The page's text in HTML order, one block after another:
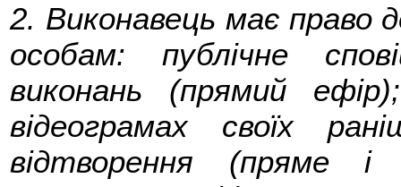
2. Виконавець має право
особам: публічне
виконань (прямий
відеограмах своїх
відтворення (пряме і